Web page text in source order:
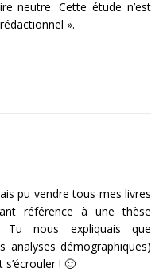
neutre. Cette étude n’est
».
pu vendre tous mes livres
référence à une thèse
nous expliquais que
démographiques)
! 🙂